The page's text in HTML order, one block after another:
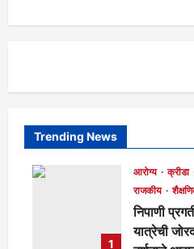
अध्यक्षपदाची
Trending News
1
आरोग्य क्रीडा
राजकीय
निपाणी
यात्रेची